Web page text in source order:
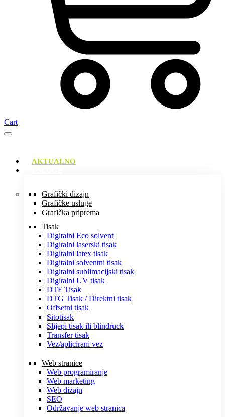
Cart
AKTUALNO
Grafički dizajn
Grafičke usluge
Grafička priprema
Tisak
Digitalni Eco solvent
Digitalni laserski tisak
Digitalni latex tisak
Digitalni solventni tisak
Digitalni sublimacijski tisak
Digitalni UV tisak
DTF Tisak
DTG Tisak / Direktni tisak
Offsetni tisak
Sitotisak
Slijepi tisak ili blindruck
Transfer tisak
Vez/aplicirani vez
Web stranice
Web programiranje
Web marketing
Web dizajn
SEO
Održavanje web stranica